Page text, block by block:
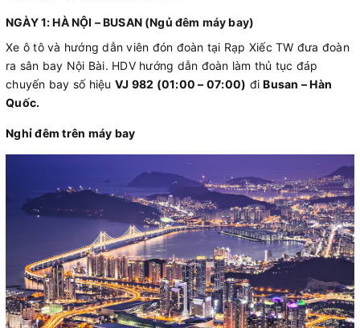
NGÀY 1: HÀ NỘI – BUSAN (Ngủ đêm máy bay)
Xe ô tô và hướng dẫn viên đón đoàn tại Rạp Xiếc TW đưa đoàn
ra sân bay Nội Bài. HDV hướng dẫn đoàn làm thủ tục đáp
chuyến bay số hiệu VJ 982 (01:00 – 07:00) điBusan – Hàn
Quốc.
Nghỉ đêm trên máy bay